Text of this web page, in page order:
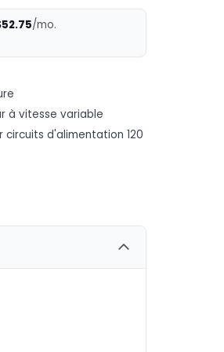
/mo.
à vitesse variable
d'alimentation 120